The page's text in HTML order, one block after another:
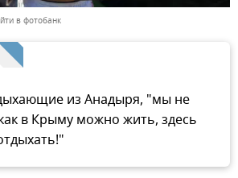
в фотобанк
из Анадыря, "мы не
в Крыму можно жить, здесь